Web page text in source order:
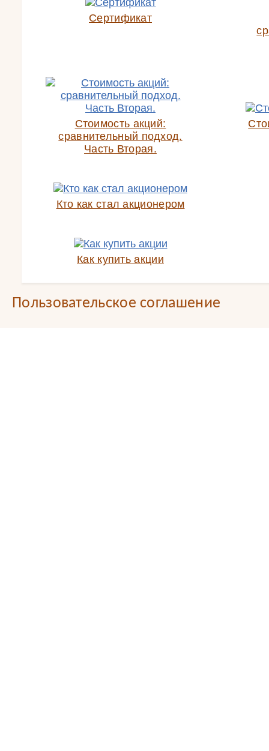
Сертификат
Стоимость акций:
сравнительный подход.
Часть Вторая.
Кто как стал акционером
Как купить акции
Пользовательское соглашение